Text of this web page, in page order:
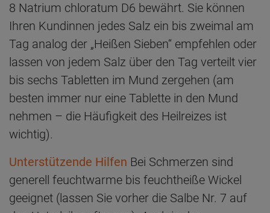
8 Natrium chloratum D6 bewährt. Sie können
Ihren Kundinnen jedes Salz ein bis zweimal am
Tag analog der „Heißen Sieben“ empfehlen oder
lassen von jedem Salz über den Tag verteilt vier
bis sechs Tabletten im Mund zergehen (am
besten immer nur eine Tablette in den Mund
nehmen – die Häufigkeit des Heilreizes ist
wichtig).
Unterstützende Hilfen Bei Schmerzen sind
generell feuchtwarme bis feuchtheiße Wickel
geeignet (lassen Sie vorher die Salbe Nr. 7 auf